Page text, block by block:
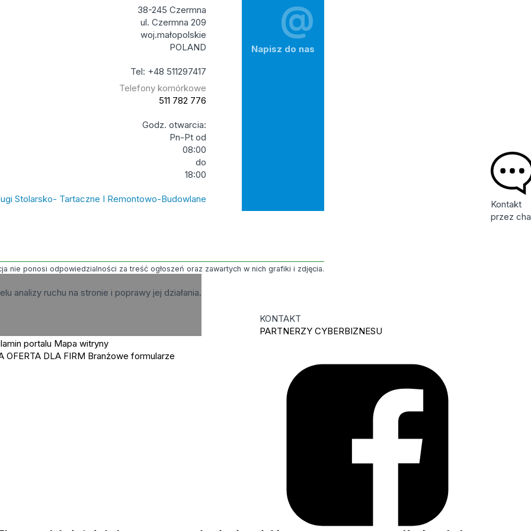
38-245 Czermna
ul. Czermna 209
woj.małopolskie
POLAND
Tel: +48 511297417
Telefony komórkowe
511 782 776
Godz. otwarcia:
Pn-Pt od
08:00
do
18:00
Stolarsko- Tartaczne I Remontowo-Budowlane
@
Napisz do nas
nie ponosi odpowiedzialności za treść ogłoszeń oraz zawartych w nich grafiki i zdjęcia.
Kontakt
przez
analizy ruchu na stronie i poprawy jej działania.
portalu Mapa witryny
OFERTA DLA FIRM Branżowe formularze
KONTAKT
PARTNERZY CYBERBIZNESU